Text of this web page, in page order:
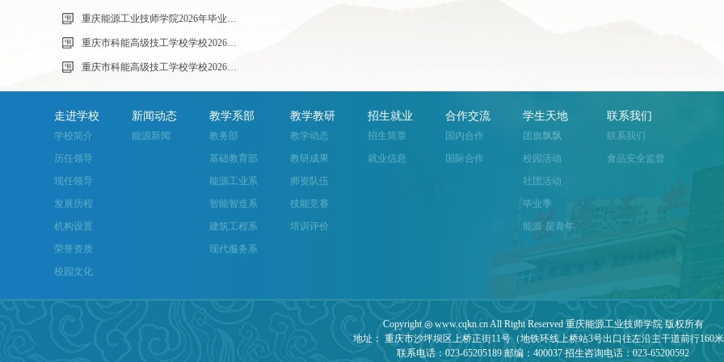
走进学校
学校简介
历任领导
现任领导
发展历程
机构设置
荣誉资质
校园文化
新闻动态
能源新闻
教学系部
教务部
基础教育部
能源工业系
智能智造系
建筑工程系
现代服务系
教学教研
教学动态
教研成果
师资队伍
技能竞赛
培训评价
招生就业
招生简章
就业信息
合作交流
国内合作
国际合作
学生天地
团旗飘飘
校园活动
社团活动
毕业季
能源·星青年
联系我们
联系我们
食品安全监督
Copyright ◎ www.cqkn.cn All Right Reserved 重庆能源工业技师学院 版权所有
地址： 重庆市沙坪坝区上桥正街11号（地铁环线上桥站3号出口往左沿主干道前行160
联系电话：023-65205189 邮编：400037 招生咨询电话：023-65200592